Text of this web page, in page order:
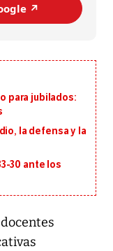
↗️
para jubilados:
la defensa y la
30 ante los